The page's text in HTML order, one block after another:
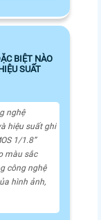
BIỆT NÀO
SUẤT
nghệ
hiệu suất ghi
1/1.8”
màu sắc
công nghệ
hình ảnh,